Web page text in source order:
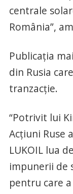
centrale
România”,
Publicația
din Rusia
tranzacție.
“Potrivit lui
Acțiuni Ruse
LUKOIL lua
impunerii de
pentru care